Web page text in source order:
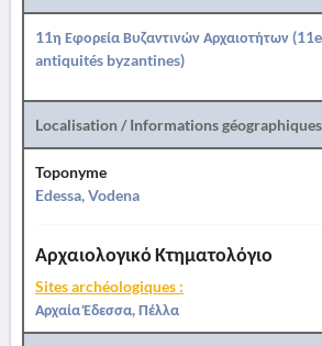
11η Εφορεία Βυζαντινών Αρχαιοτήτων
antiquités byzantines)
Localisation / Informations géographiques
Toponyme
Edessa, Vodena
Αρχαιολογικό Κτηματολόγιο
Sites archéologiques :
Αρχαία Έδεσσα, Πέλλα